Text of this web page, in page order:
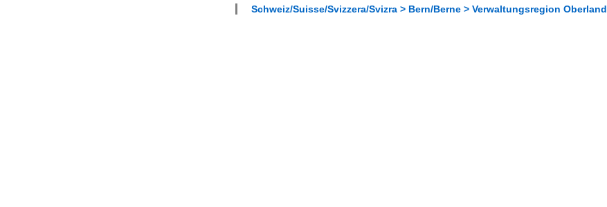
Schweiz/Suisse/Svizzera/Svizra > Bern/Berne > Verwaltungsregion Oberland